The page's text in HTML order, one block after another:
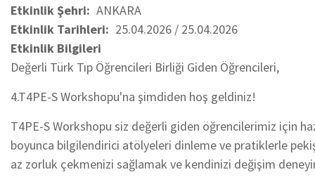
Etkinlik Şehri
ANKARA
Etkinlik Tarihleri
25.04.2026 / 25.04.2026
Etkinlik Bilgileri
Değerli Türk Tıp Öğrencileri Birliği Giden Öğrencileri,
4.T4PE-S Workshopu'na şimdiden hoş geldiniz!
T4PE-S Workshopu siz değerli giden öğrencilerimiz için
boyunca bilgilendirici atölyeleri dinleme ve pratiklerle
az zorluk çekmenizi sağlamak ve kendinizi değişim